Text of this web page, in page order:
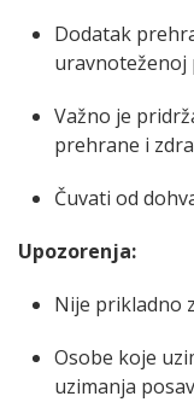
Dodatak
uravnoteženoj
Važno je
prehrane i
Čuvati od
Upozorenja:
Nije prikladno
Osobe koje
uzimanja